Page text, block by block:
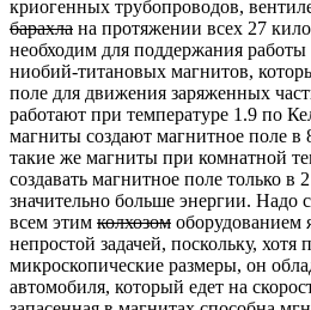
криогенных трубопроводов,
барахла на протяжении всех 27
необходим для поддержания
ниобий-титановых магнитов,
поле для движения заряженных
работают при температуре 1.9 по
магниты создают магнитное поле в
такие же магниты при комнатной
создавать магнитное поле только в
значительно больше энергии. Надо
всем этим колхозом оборудованием
непростой задачей, поскольку, хотя
микроскопические размеры, он
автомобиля, который едет на